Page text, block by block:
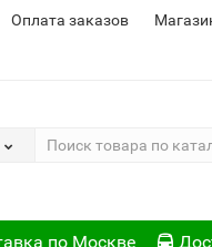
Оплата заказов
по Москве